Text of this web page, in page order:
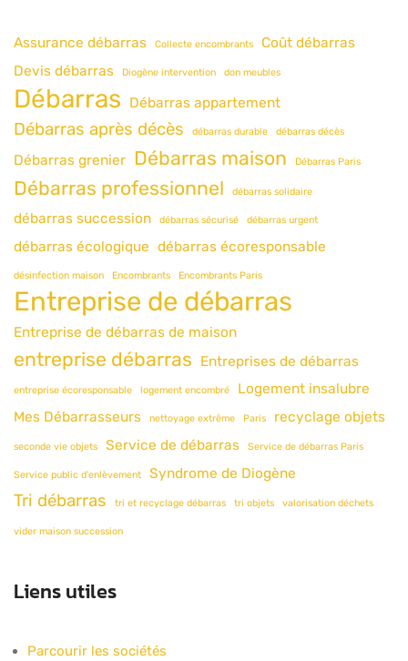
Assurance débarras Collecte encombrants
Coût débarras
Devis débarras
Diogène intervention don meubles
Débarras Débarras appartement
Débarras après décès débarras durable débarras décès
Débarras grenier Débarras maison Débarras Paris
Débarras professionnel débarras solidaire
débarras succession débarras sécurisé débarras urgent
débarras écologique débarras écoresponsable
désinfection maison Encombrants Encombrants Paris
Entreprise de débarras
Entreprise de débarras de maison
entreprise débarras Entreprises de débarras
entreprise écoresponsable logement encombré
Logement insalubre
Mes Débarrasseurs
nettoyage extrême Paris recyclage objets
seconde vie objets Service de débarras Service de débarras Paris
Service public d'enlèvement Syndrome de Diogène
Tri débarras tri et recyclage débarras tri objets valorisation déchets
vider maison succession
Liens utiles
Parcourir les sociétés